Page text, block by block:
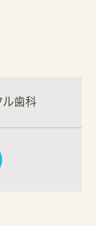
ル歯科